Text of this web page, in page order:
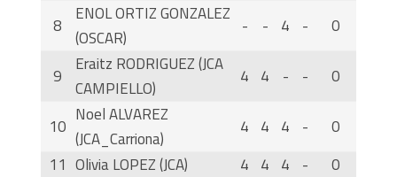
8
ENOL ORTIZ GONZALEZ
(OSCAR)
- - 4 - 0
9
Eraitz RODRIGUEZ (JCA
CAMPIELLO)
4 4 - - 0
10
Noel ALVAREZ
(JCA_Carriona)
4 4 4 -
0
11 Olivia LOPEZ (JCA) 4 4 4 -
0